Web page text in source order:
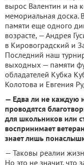
вырос Валентин и на
мемориальная доска.
памяти еще одного
возрасте, — Андрея
в Кировоградский и
Последний наш
выходных — памяти
обладателей Кубка
Колотова и Евгения
— Едва ли не каждую
проводятся
для школьников или
воспринимает
знает лишь
— Таковы реалии
Но это не значит, что